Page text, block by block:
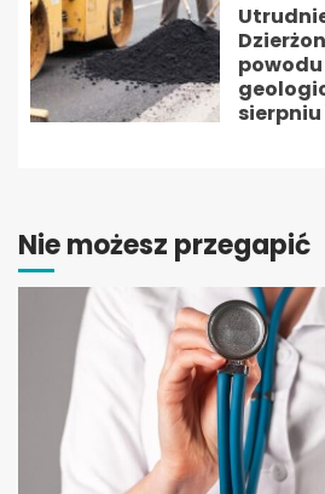
sierpniu
Nie możesz przegapić